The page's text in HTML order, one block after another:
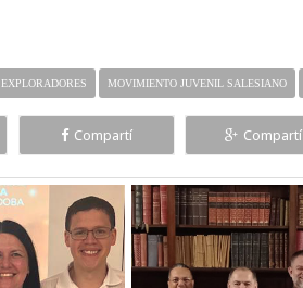
EXPLORADORES MOVIMIENTO JUVENIL SALESIANO
Compartí Compartí